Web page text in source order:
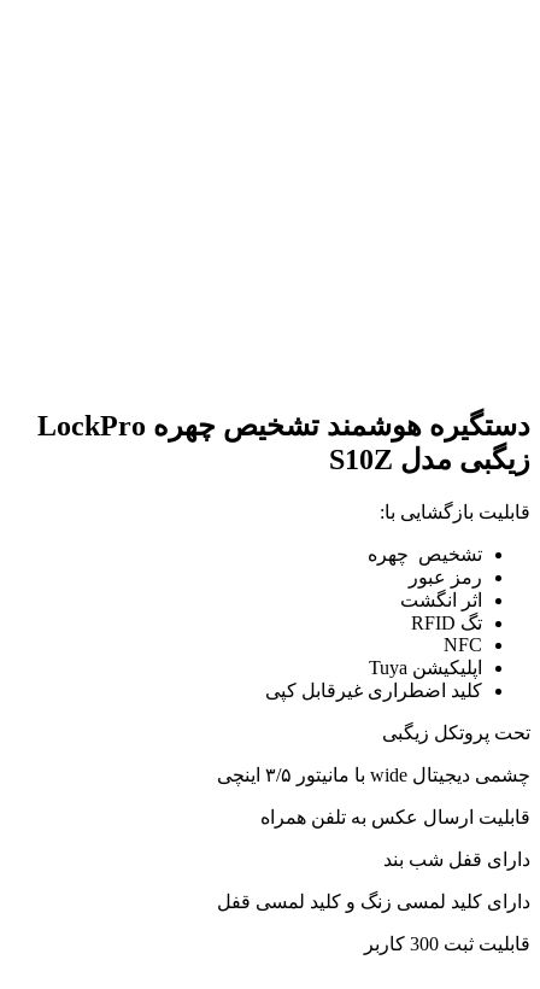
دستگیره هوشمند تشخیص چهره LockPro
زیگبی مدل S10Z
قابلیت بازگشایی با:
تشخیص چهره
رمز عبور
اثر انگشت
تگ RFID
NFC
اپلیکیشن Tuya
کلید اضطراری غیرقابل کپی
تحت پروتکل زیگبی
چشمی دیجیتال wide با مانیتور ۳/۵ اینچی
قابلیت ارسال عکس به تلفن همراه
دارای قفل شب بند
دارای کلید لمسی زنگ و کلید لمسی قفل
قابلیت ثبت 300 کاربر